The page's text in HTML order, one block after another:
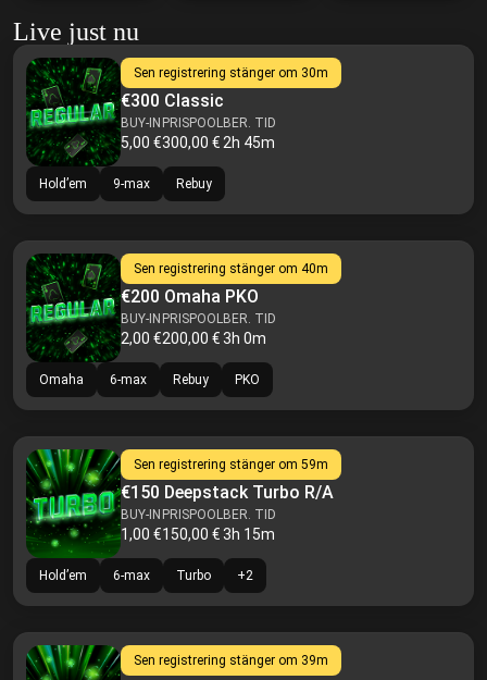
Live just nu
Sen registrering stänger om 30m
€300 Classic
BUY-IN
5,00 €
PRISPOOL
300,00 €
BER. TID
2h 45m
Hold’em 9-max Rebuy
Sen registrering stänger om 40m
€200 Omaha PKO
BUY-IN
2,00 €
PRISPOOL
200,00 €
BER. TID
3h 0m
Omaha 6-max Rebuy PKO
Sen registrering stänger om 59m
€150 Deepstack Turbo R/A
BUY-IN
1,00 €
PRISPOOL
150,00 €
BER. TID
3h 15m
Hold’em 6-max Turbo +2
Sen registrering stänger om 39m